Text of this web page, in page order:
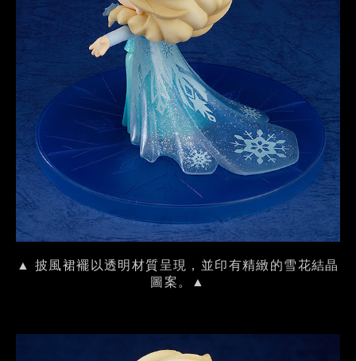
▲ 披風裙襬以透明材質呈現，並印有精緻的雪花結晶
圖案。▲